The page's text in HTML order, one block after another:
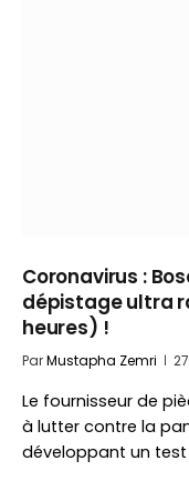
Coronavirus :
dépistage ultra
heures) !
ParMustapha Zemri
Le fournisseur de
à lutter contre la
développant un